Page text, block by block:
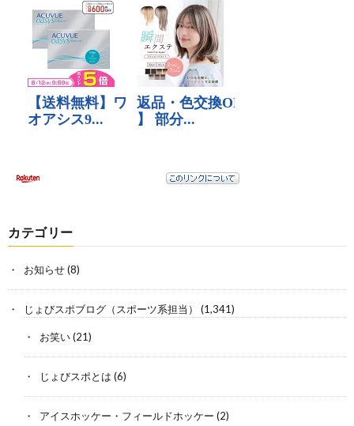
カテゴリー
お知らせ(8)
じょびスポブログ（スポーツ系担当） (1,341)
お笑い(21)
じょびスポとは (6)
アイスホッケー・フィールドホッケー (2)